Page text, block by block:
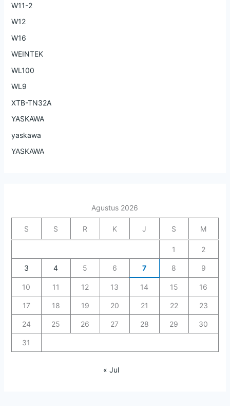
W11-2
W12
W16
WEINTEK
WL100
WL9
XTB-TN32A
YASKAWA
yaskawa
YASKAWA
Agustus 2026
S S R K J S M
1 2
3 4 5 6 7 8 9
10 11 12 13 14 15 16
17 18 19 20 21 22 23
24 25 26 27 28 29 30
31
« Jul